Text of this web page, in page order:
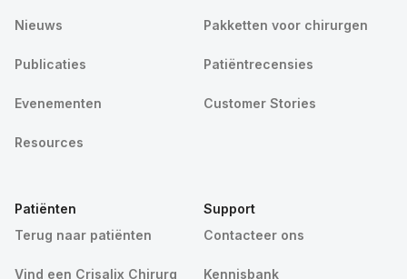
Nieuws
Publicaties
Evenementen
Resources
Pakketten voor chirurgen
Patiëntrecensies
Customer Stories
Patiënten
Terug naar patiënten
Vind een Crisalix Chirurg
Support
Contacteer ons
Kennisbank